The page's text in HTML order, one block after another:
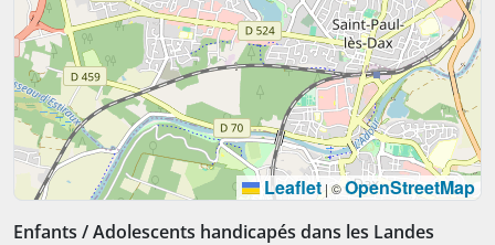
Leaflet| ©OpenStreetMap
Enfants / Adolescents handicapés dans les Landes